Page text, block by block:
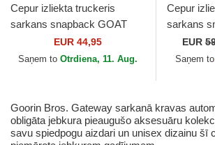
Cepur izliekta truckeris
sarkans snapback GOAT
MV Butter The Farm MVP
The Farm no Goorin Bros.
EUR 44,95
Saņem to Otrdiena, 11. Aug.
Cepur
sarkans
Maneki-
Thoughts
EUR
Saņem to
Goorin Bros. Gateway sarkanā kravas
obligāta jebkura pieaugušo aksesuāru
savu spiedpogu aizdari un unisex dizainu šī